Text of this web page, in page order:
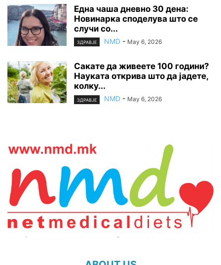
Една чаша дневно 30 дена:
Новинарка споделува што се
случи со...
ЗДРАВЈЕ NMD - May 6, 2026
Сакате да живеете 100 години?
Науката открива што да јадете,
колку...
ЗДРАВЈЕ NMD - May 6, 2026